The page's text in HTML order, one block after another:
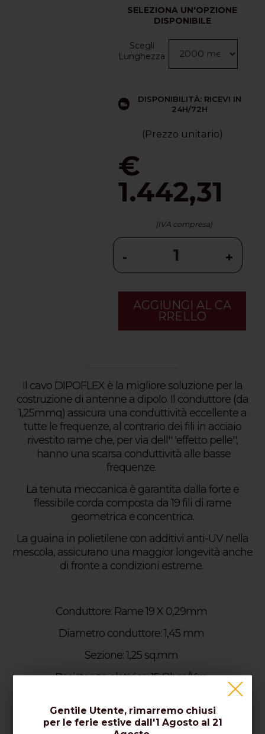
SELEZIONA UN'OPZIONE
DISPONIBILE
Scegli
Lunghezza
DISPONIBILITÀ: RICEVI IN
24H/72H
(Prezzo unitario)
€
1.442,31
(IVA compresa)
- +
AGGIUNGI AL CA
RRELLO
Il cavo DIPOFLEX è la migliore soluzione per la
costruzione di antenne a dipolo. Il conduttore (da
1,25mmq) assicura una conduttività eccellente a
tutte le frequenze, al contrario dei fili in acciaio
rivestito rame che, per via dell'' 'effetto pelle'',
hanno una scarsa conduttività alle basse
frequenze.
La tenuta meccanica è garantita dalla forte e
flessibile corda composta da 19 fili di rame
geometrica e concentrica.
La guaina in polietilene con additivi anti-UV nella
mescola, assicurano una maggior longevità anche
di fronte a condizioni estreme.
Conduttore: Rame 19 X 0,29mm
Diametro conduttore: 1,45 mm
Sezione: 1,25 sq.mm
Resistenza elettrica: 15 Ohm/Km
Guaina: PE nero con filtro UV
Gentile Utente, rimarremo chiusi
per le ferie estive dall'1 Agosto al 21